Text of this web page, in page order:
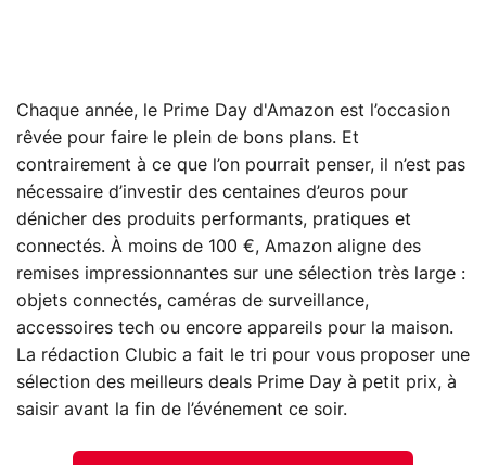
Chaque année, le Prime Day d'Amazon est l’occasion
rêvée pour faire le plein de bons plans. Et
contrairement à ce que l’on pourrait penser, il n’est pas
nécessaire d’investir des centaines d’euros pour
dénicher des produits performants, pratiques et
connectés. À moins de 100 €, Amazon aligne des
remises impressionnantes sur une sélection très large :
objets connectés, caméras de surveillance,
accessoires tech ou encore appareils pour la maison.
La rédaction Clubic a fait le tri pour vous proposer une
sélection des meilleurs deals Prime Day à petit prix, à
saisir avant la fin de l’événement ce soir.